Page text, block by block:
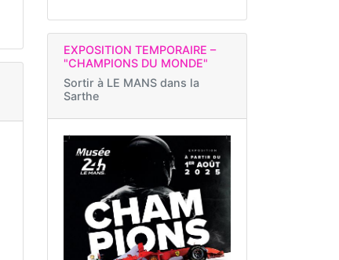
EXPOSITION TEMPORAIRE –
"CHAMPIONS DU MONDE"
Sortir à LE MANS dans la
Sarthe